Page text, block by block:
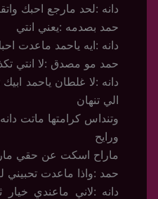
دانه :لحد مارجع احبك
حمد بصدمه :يعني انتي
دانه :ايه ياحمد ماعدت
حمد مو مصدق :لا انتي
دانه :لا غلطان ياحمد
الي تنهان
وتنداس كرامتها ماتت
ورايح
ماراح اسكت عن حقي
حمد :واذا ماعدت تحبيني
دانه :لاني ماعندي